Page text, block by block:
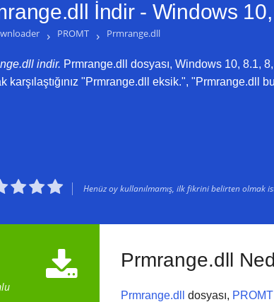
İndir - Windows
› PROMT › Prmrange.dll
indir. Prmrange.dll dosyası, Windows 10, 8.1,
karşılaştığınız "Prmrange.dll eksik.", "Prmrange.dll
 Henüz oy kullanılmamış, ilk fikrini belirten olmak
 Prmrange.dll
Prmrange.dll dosyası, PROMT